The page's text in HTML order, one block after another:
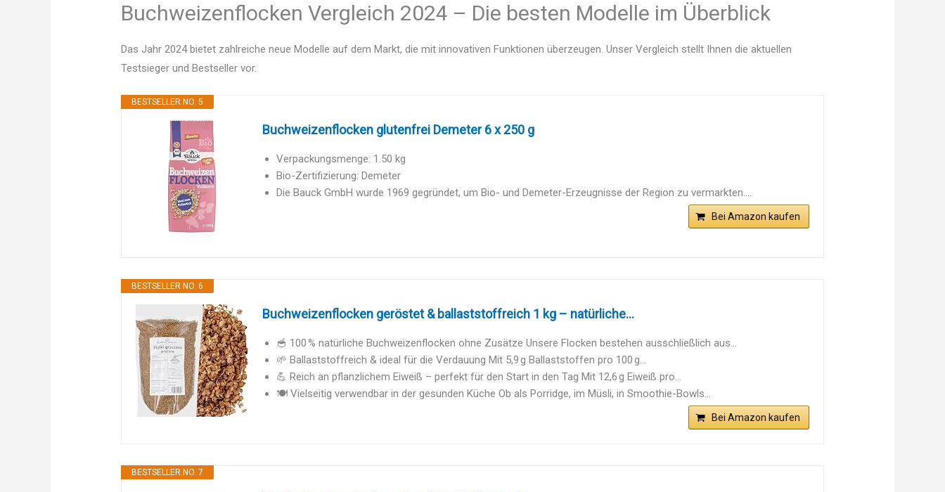
Buchweizenflocken Vergleich 2024 – Die besten Modelle im Überblick
Das Jahr 2024 bietet zahlreiche neue Modelle auf dem Markt, die mit innovativen Funktionen überzeugen. Unser Vergleich stellt Ihnen die aktuellen
Testsieger und Bestseller vor.
BESTSELLER NO. 5
Buchweizenflocken glutenfrei Demeter 6 x 250 g
Verpackungsmenge: 1.50 kg
Bio-Zertifizierung: Demeter
Die Bauck GmbH wurde 1969 gegründet, um Bio- und Demeter-Erzeugnisse der Region zu vermarkten....
Bei Amazon kaufen
BESTSELLER NO. 6
Buchweizenflocken geröstet & ballaststoffreich 1 kg – natürliche...
🥣 100 % natürliche Buchweizenflocken ohne Zusätze Unsere Flocken bestehen ausschließlich aus...
🌱 Ballaststoffreich & ideal für die Verdauung Mit 5,9 g Ballaststoffen pro 100 g...
💪 Reich an pflanzlichem Eiweiß – perfekt für den Start in den Tag Mit 12,6 g Eiweiß pro...
🍽️ Vielseitig verwendbar in der gesunden Küche Ob als Porridge, im Müsli, in Smoothie-Bowls...
Bei Amazon kaufen
BESTSELLER NO. 7